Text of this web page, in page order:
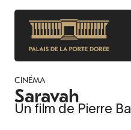
Aller
contenu
principal
CINÉMA
Saravah
Un film de Pierre